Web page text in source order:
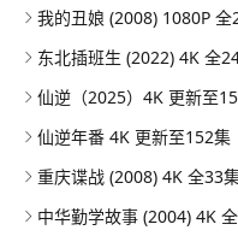
我的丑娘 (2008) 1080P 全
东北插班生 (2022) 4K 全
仙逆（2025）4K 更新至
仙逆年番 4K 更新至152集
重庆谍战 (2008) 4K 全33
中华勤学故事 (2004) 4K